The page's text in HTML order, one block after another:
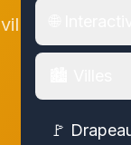
🚩
de